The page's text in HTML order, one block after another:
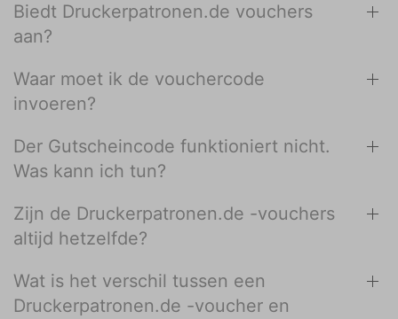
Biedt Druckerpatronen.de vouchers
aan?
Waar moet ik de vouchercode
invoeren?
Der Gutscheincode funktioniert nicht.
Was kann ich tun?
Zijn de Druckerpatronen.de -vouchers
altijd hetzelfde?
Wat is het verschil tussen een
Druckerpatronen.de -voucher en